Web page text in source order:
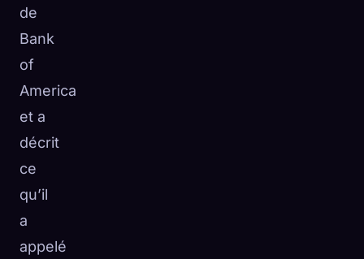
de
Bank
of
America
et a
décrit
ce
qu’il
a
appelé